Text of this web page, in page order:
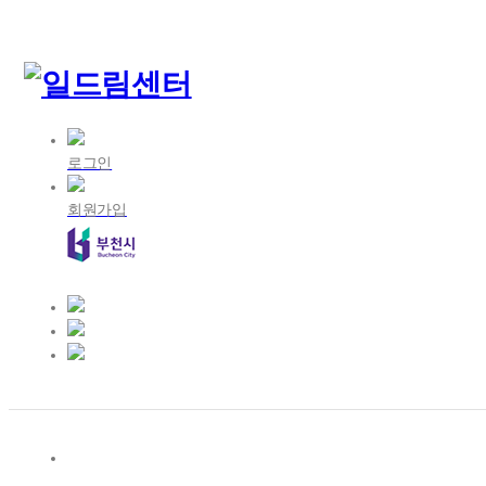
로그인
회원가입
인
스
블